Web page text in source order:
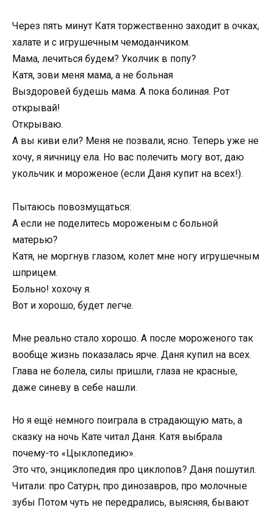
Через пять минут Катя торжественно заходит в очках,
халате и с игрушечным чемоданчиком.
Мама, лечиться будем? Уколчик в попу?
Катя, зови меня мама, а не больная
Выздоровей будешь мама. А пока болиная. Рот
открывай!
Открываю.
А вы киви ели? Меня не позвали, ясно. Теперь уже не
хочу, я яичницу ела. Но вас полечить могу вот, даю
укольчик и мороженое (если Даня купит на всех!).
Пытаюсь повозмущаться:
А если не поделитесь мороженым с больной
матерью?
Катя, не моргнув глазом, колет мне ногу игрушечным
шприцем.
Больно! хохочу я.
Вот и хорошо, будет легче.
Мне реально стало хорошо. А после мороженого так
вообще жизнь показалась ярче. Даня купил на всех.
Глава не болела, силы пришли, глаза не красные,
даже синеву в себе нашли.
Но я ещё немного поиграла в страдающую мать, а
сказку на ночь Кате читал Даня. Катя выбрала
почему-то «Цыклопедию».
Это что, энциклопедия про циклопов? Даня пошутил.
Читали: про Сатурн, про динозавров, про молочные
зубы Потом чуть не передрались, выясняя, бывают